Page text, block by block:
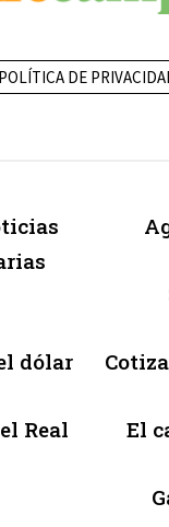
POLÍTICA DE
dólar
Real El